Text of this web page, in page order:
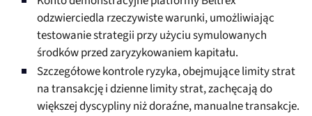
odzwierciedla rzeczywiste warunki, umożliwiając
testowanie strategii przy użyciu symulowanych
środków przed zaryzykowaniem kapitału.
Szczegółowe kontrole ryzyka, obejmujące limity strat
na transakcję i dzienne limity strat, zachęcają do
większej dyscypliny niż doraźne, manualne transakcje.